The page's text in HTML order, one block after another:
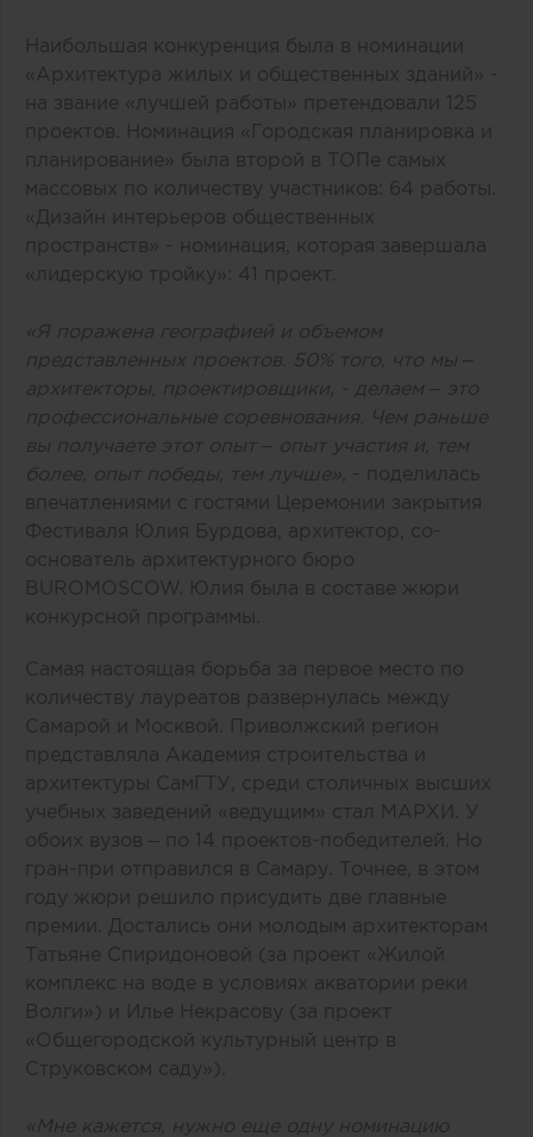
Наибольшая конкуренция была в номинации
«Архитектура жилых и общественных зданий» -
на звание «лучшей работы» претендовали 125
проектов. Номинация «Городская планировка и
планирование» была второй в ТОПе самых
массовых по количеству участников: 64 работы.
«Дизайн интерьеров общественных
пространств» - номинация, которая завершала
«лидерскую тройку»: 41 проект.
«Я поражена географией и объемом
представленных проектов. 50% того, что мы –
архитекторы, проектировщики, - делаем – это
профессиональные соревнования. Чем раньше
вы получаете этот опыт – опыт участия и, тем
более, опыт победы, тем лучше»,
- поделилась
впечатлениями с гостями Церемонии закрытия
Фестиваля Юлия Бурдова, архитектор, со-
основатель архитектурного бюро
BUROMOSCOW. Юлия была в составе жюри
конкурсной программы.
Самая настоящая борьба за первое место по
количеству лауреатов развернулась между
Самарой и Москвой. Приволжский регион
представляла Академия строительства и
архитектуры СамГТУ, среди столичных высших
учебных заведений «ведущим» стал МАРХИ. У
обоих вузов – по 14 проектов-победителей. Но
гран-при отправился в Самару. Точнее, в этом
году жюри решило присудить две главные
премии. Достались они молодым архитекторам
Татьяне Спиридоновой (за проект «Жилой
комплекс на воде в условиях акватории реки
Волги») и Илье Некрасову (за проект
«Общегородской культурный центр в
Струковском саду»).
«Мне кажется, нужно еще одну номинацию